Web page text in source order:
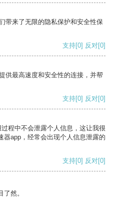
带来了无限的隐私保护和安全性保
支持[0] 反对[0]
供最高速度和安全性的连接，并帮
支持[0] 反对[0]
程中不会泄露个人信息，这让我很
器app，经常会出现个人信息泄露的
支持[0] 反对[0]
然。